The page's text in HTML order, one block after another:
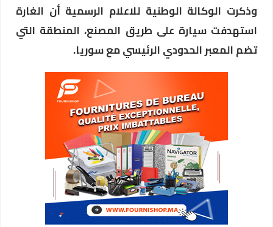
وذكرت الوكالة الوطنية للاعلام الرسمية أن الغارة
استهدفت سيارة على طريق المصنع، المنطقة التي
تضم المعبر الحدودي الرئيسي مع سوريا.